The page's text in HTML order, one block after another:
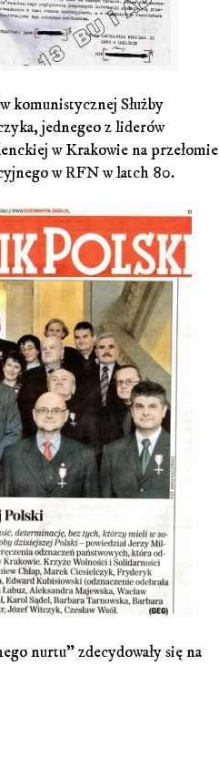
komunistycznej Służby
jednegeo z liderów
w Krakowie na przełomie
w RFN w latch 80.
nurtu" zdecydowały się na